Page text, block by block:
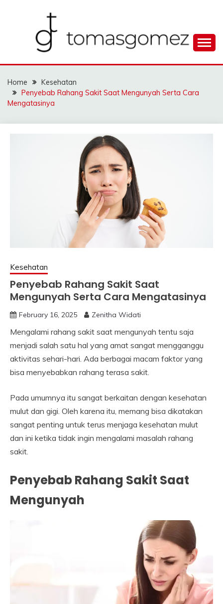
TOMAGOMEZ
Home
Kesehatan
Penyebab Rahang Sakit Saat Mengunyah Serta Cara
Mengatasinya
Kesehatan
Penyebab Rahang Sakit Saat
Mengunyah Serta Cara Mengatasinya
February 16, 2025 Zenitha Widati
Mengalami rahang sakit saat mengunyah tentu saja
menjadi salah satu hal yang amat sangat mengganggu
aktivitas sehari-hari. Ada berbagai macam faktor yang
bisa menyebabkan rahang terasa sakit.
Pada umumnya itu sangat berkaitan dengan kesehatan
mulut dan gigi. Oleh karena itu, memang bisa dikatakan
sangat penting untuk terus menjaga kesehatan mulut
dan ini ketika tidak ingin mengalami masalah rahang
sakit.
Penyebab Rahang Sakit Saat
Mengunyah